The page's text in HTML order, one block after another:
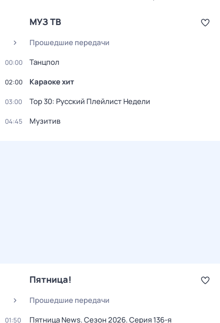
МУЗ ТВ
Прошедшие передачи
00:00 Танцпол
02:00 Караоке хит
03:00 Top 30: Русский Плейлист Недели
04:45 Музитив
Пятница!
Прошедшие передачи
01:50 Пятница News. Сезон 2026. Серия 136-я